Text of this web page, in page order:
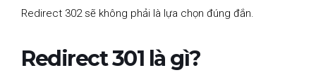
Redirect 302 sẽ không phải là lựa chọn đúng đắn.
Redirect 301 là gì?